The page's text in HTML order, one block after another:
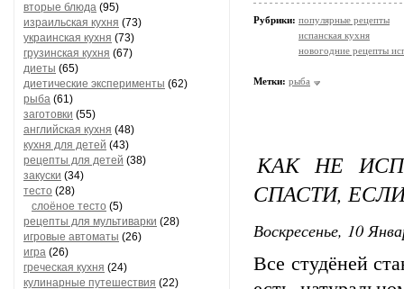
вторые блюда (95)
израильская кухня (73)
украинская кухня (73)
грузинская кухня (67)
диеты (65)
диетические эксперименты (62)
рыба (61)
заготовки (55)
английская кухня (48)
кухня для детей (43)
рецепты для детей (38)
закуски (34)
тесто (28)
слоёное тесто (5)
рецепты для мультиварки (28)
игровые автоматы (26)
игра (26)
греческая кухня (24)
кулинарные путешествия (22)
Рубрики: популярные рецепты
испанская кухня
новогодние рецепты
Метки: рыба
КАК НЕ
СПАСТИ,
Воскресенье, 10
Все студёней